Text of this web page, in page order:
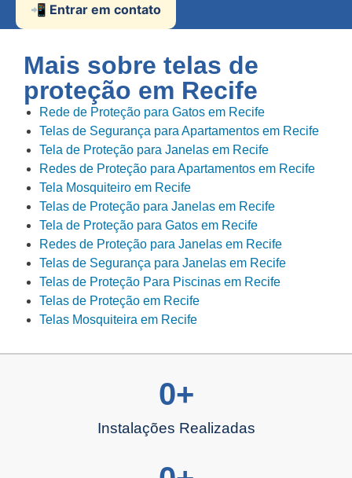
📲 Entrar em contato
Mais sobre telas de
proteção em Recife
Rede de Proteção para Gatos em Recife
Telas de Segurança para Apartamentos em Recife
Tela de Proteção para Janelas em Recife
Redes de Proteção para Apartamentos em Recife
Tela Mosquiteiro em Recife
Telas de Proteção para Janelas em Recife
Tela de Proteção para Gatos em Recife
Redes de Proteção para Janelas em Recife
Telas de Segurança para Janelas em Recife
Telas de Proteção Para Piscinas em Recife
Telas de Proteção em Recife
Telas Mosquiteira em Recife
Instalações Realizadas
0+